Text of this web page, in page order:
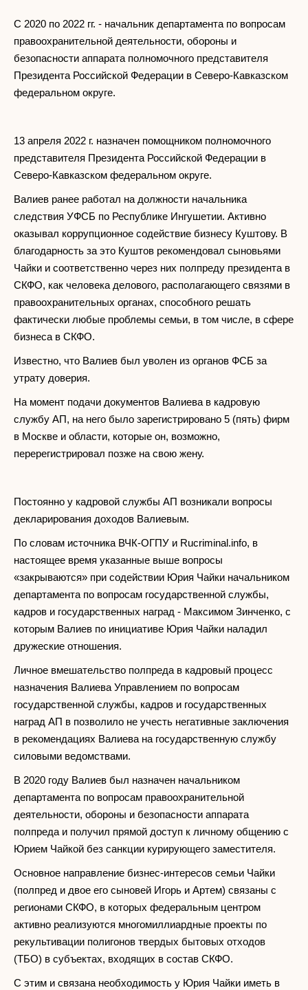
С 2020 по 2022 гг. - начальник департамента по вопросам
правоохранительной деятельности, обороны и
безопасности аппарата полномочного представителя
Президента Российской Федерации в Северо-Кавказском
федеральном округе.
13 апреля 2022 г. назначен помощником полномочного
представителя Президента Российской Федерации в
Северо-Кавказском федеральном округе.
Валиев ранее работал на должности начальника
следствия УФСБ по Республике Ингушетии. Активно
оказывал коррупционное содействие бизнесу Куштову. В
благодарность за это Куштов рекомендовал сыновьями
Чайки и соответственно через них полпреду президента в
СКФО, как человека делового, располагающего связями в
правоохранительных органах, способного решать
фактически любые проблемы семьи, в том числе, в сфере
бизнеса в СКФО.
Известно, что Валиев был уволен из органов ФСБ за
утрату доверия.
На момент подачи документов Валиева в кадровую
службу АП, на него было зарегистрировано 5 (пять) фирм
в Москве и области, которые он, возможно,
перерегистрировал позже на свою жену.
Постоянно у кадровой службы АП возникали вопросы
декларирования доходов Валиевым.
По словам источника ВЧК-ОГПУ и Rucriminal.info, в
настоящее время указанные выше вопросы
«закрываются» при содействии Юрия Чайки начальником
департамента по вопросам государственной службы,
кадров и государственных наград - Максимом Зинченко, с
которым Валиев по инициативе Юрия Чайки наладил
дружеские отношения.
Личное вмешательство полпреда в кадровый процесс
назначения Валиева Управлением по вопросам
государственной службы, кадров и государственных
наград АП в позволило не учесть негативные заключения
в рекомендациях Валиева на государственную службу
силовыми ведомствами.
В 2020 году Валиев был назначен начальником
департамента по вопросам правоохранительной
деятельности, обороны и безопасности аппарата
полпреда и получил прямой доступ к личному общению с
Юрием Чайкой без санкции курирующего заместителя.
Основное направление бизнес-интересов семьи Чайки
(полпред и двое его сыновей Игорь и Артем) связаны с
регионами СКФО, в которых федеральным центром
активно реализуются многомиллиардные проекты по
рекультивации полигонов твердых бытовых отходов
(ТБО) в субъектах, входящих в состав СКФО.
С этим и связана необходимость у Юрия Чайки иметь в